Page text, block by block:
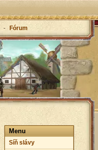
- Fórum
Menu
Síň slávy